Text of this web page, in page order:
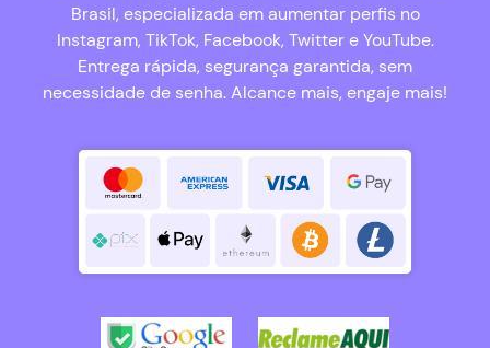
Brasil, especializada em aumentar perfis no
Instagram, TikTok, Facebook, Twitter e YouTube.
Entrega rápida, segurança garantida, sem
necessidade de senha. Alcance mais, engaje mais!